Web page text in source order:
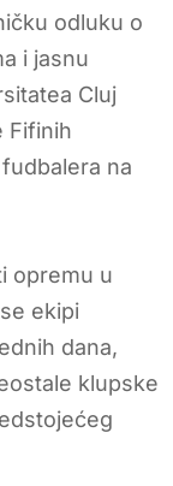
odluku o
i jasnu
Cluj
Fifinih
na
opremu u
ekipi
dana,
klupske